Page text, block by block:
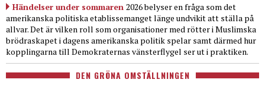
Händelser under sommaren 2026 belyser en fråga som det
amerikanska politiska etablissemanget länge undvikit att ställa på
allvar. Det är vilken roll som organisationer med rötter i Muslimska
brödraskapet i dagens amerikanska politik spelar samt därmed hur
kopplingarna till Demokraternas vänsterflygel ser ut i praktiken.
DEN GRÖNA OMSTÄLLNINGEN